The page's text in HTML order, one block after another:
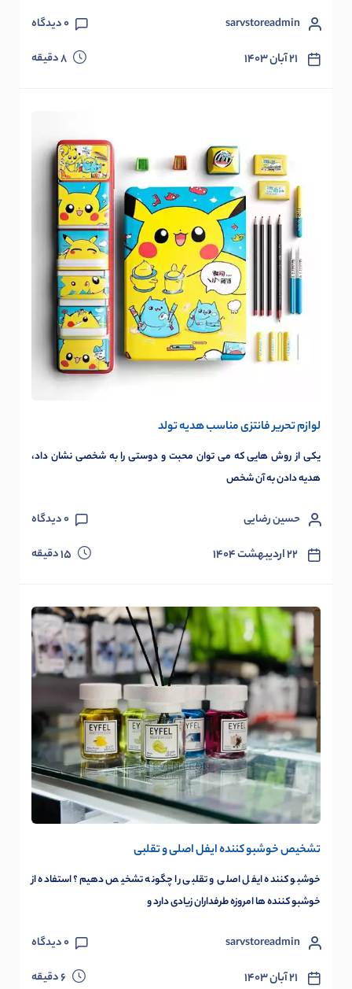
sarvstoreadmin
0دیدگاه
۲۱ آبان ۱۴۰۳ 8دقیقه
لوازم تحریر فانتزی مناسب هدیه تولد
یکی از روش هایی که می توان محبت و دوستی را به شخصی نشان داد،
هدیه دادن به آن شخص
حسین رضایی 0دیدگاه
۲۲ اردیبهشت ۱۴۰۴ 15دقیقه
تشخیص خوشبو کننده ایفل اصلی و تقلبی
خوشبو کننده ایفل اصلی و تقلبی را چگونه تشخیص دهیم؟ استفاده از
خوشبو کننده ها امروزه طرفداران زیادی دارد و
sarvstoreadmin
0دیدگاه
۲۱ آبان ۱۴۰۳ 6دقیقه